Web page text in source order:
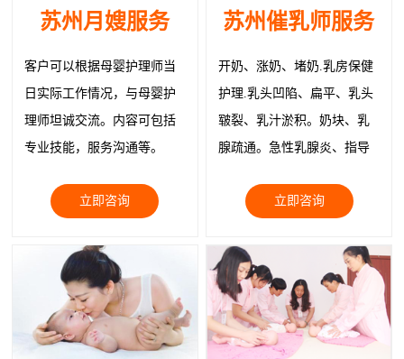
苏州月嫂服务
客户可以根据母婴护理师当
日实际工作情况，与母婴护
理师坦诚交流。内容可包括
专业技能，服务沟通等。
立即咨询
苏州催乳师服务
开奶、涨奶、堵奶.乳房保健
护理.乳头凹陷、扁平、乳头
皲裂、乳汁淤积。奶块、乳
腺疏通。急性乳腺炎、指导
腺缓解症状、追奶；乳房韧
立即咨询